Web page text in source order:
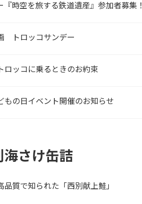
『時空を旅する鉄道遺産』参加者募集！
トロッコサンデー
ロッコに乗るときのお約束
もの日イベント開催のお知らせ
海さけ缶詰
品質で知られた「西別献上鮭」